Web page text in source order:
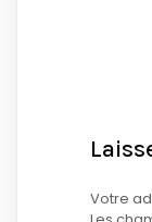
Votre